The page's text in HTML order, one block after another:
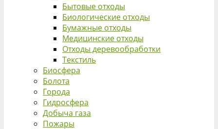
Бытовые отходы
Биологические отходы
Бумажные отходы
Медицинские отходы
Отходы деревообработки
Текстиль
Биосфера
Болота
Города
Гидросфера
Добыча газа
Пожары